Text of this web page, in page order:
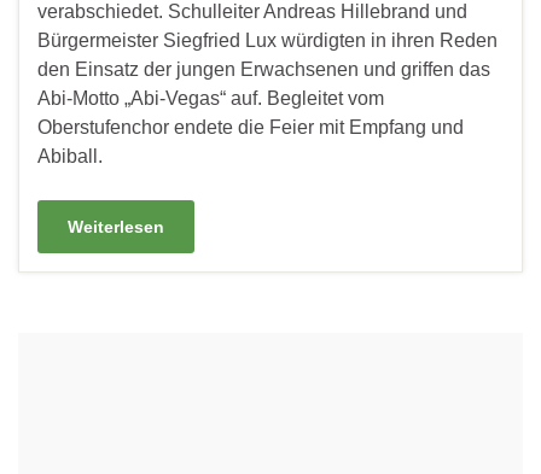
verabschiedet. Schulleiter Andreas Hillebrand und
Bürgermeister Siegfried Lux würdigten in ihren Reden
den Einsatz der jungen Erwachsenen und griffen das
Abi-Motto „Abi-Vegas“ auf. Begleitet vom
Oberstufenchor endete die Feier mit Empfang und
Abiball.
Weiterlesen